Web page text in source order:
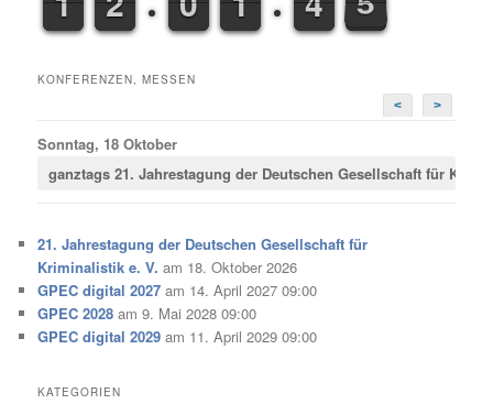
KONFERENZEN, MESSEN
<
>
Sonntag, 18 Oktober
ganztags21. Jahrestagung der Deutschen Gesellschaft für
21. Jahrestagung der Deutschen Gesellschaft für
Kriminalistik e. V. am 18. Oktober 2026
GPEC digital 2027 am 14. April 2027 09:00
GPEC 2028 am 9. Mai 2028 09:00
GPEC digital 2029 am 11. April 2029 09:00
KATEGORIEN